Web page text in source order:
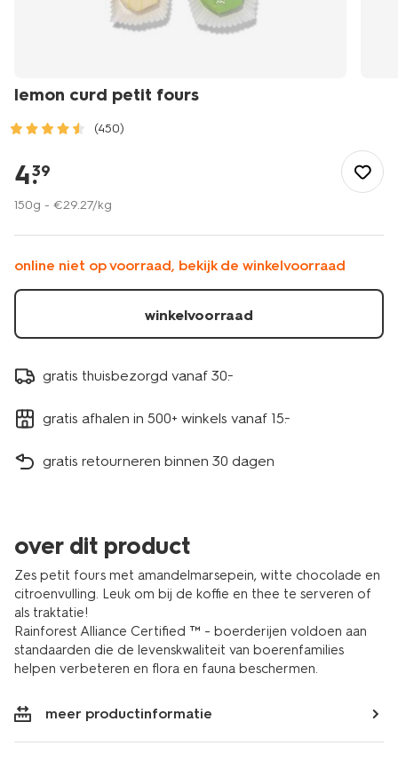
lemon curd petit fours
(450)
drinken/snoep/lemon-
curd-
petit-
10330024.html
4.
39
150g - €29.27/kg
online niet op voorraad, bekijk de winkelvoorraad
winkelvoorraad
gratis thuisbezorgd vanaf 30.-
gratis afhalen in 500+ winkels vanaf 15.-
gratis retourneren binnen 30 dagen
over dit product
Zes petit fours met amandelmarsepein, witte chocolade en
citroenvulling. Leuk om bij de koffie en thee te serveren of
als traktatie!
Rainforest Alliance Certified ™ - boerderijen voldoen aan
standaarden die de levenskwaliteit van boerenfamilies
helpen verbeteren en flora en fauna beschermen.
meer productinformatie